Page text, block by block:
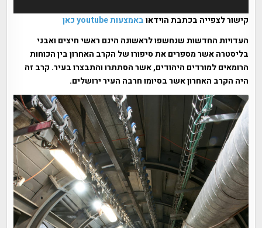
קישור לצפייה בכתבת הוידאובאמצעות youtube כאן
העדויות החדשות שנחשפו לראשונה הינם ראשי חיצים ואבני
בליסטרה אשר מספרים את סיפורו של הקרב האחרון בין הכוחות
הרומאים למורדים היהודים, אשר הסתתרו והתבצרו בעיר. קרב זה
היה הקרב האחרון אשר בסיומו חרבה העיר ירושלים.